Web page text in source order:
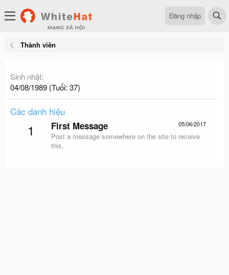
Đăng nhập
Thành viên
Sinh nhật
04/08/1989 (Tuổi: 37)
Các danh hiệu
1 05/06/2017
First Message
Post a message somewhere on the site to receive
this.